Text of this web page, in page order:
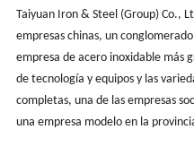
Taiyuan Iron & Steel (Group) Co.,
empresas chinas, un
empresa de acero inoxidable más
de tecnología y equipos y las
completas, una de las empresas
una empresa modelo en la